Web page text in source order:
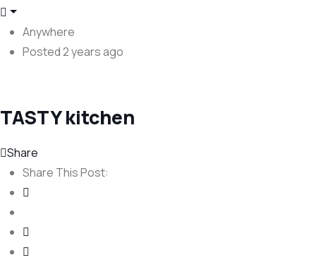
Anywhere
Posted 2 years ago
TASTY kitchen
Share
Share This Post: